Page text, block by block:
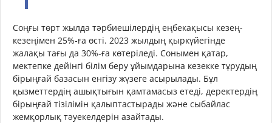
Соңғы төрт жылда тәрбиешілердің еңбекақысы кезең-
кезеңімен 25%-ға өсті. 2023 жылдың қыркүйегінде
жалақы тағы да 30%-ға көтеріледі. Сонымен қатар,
мектепке дейінгі білім беру ұйымдарына кезекке тұрудың
бірыңғай базасын енгізу жүзеге асырылады. Бұл
қызметтердің ашықтығын қамтамасыз етеді, деректердің
бірыңғай тізілімін қалыптастырады және сыбайлас
жемқорлық тәуекелдерін азайтады.